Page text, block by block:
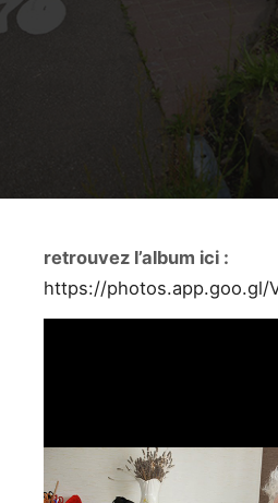
retrouvez l’album ici :
https://photos.app.goo.gl/